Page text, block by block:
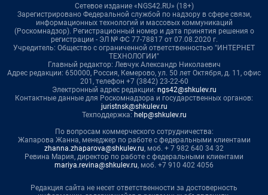
Сетевое издание «NGS42.RU» (18+)
Зарегистрировано Федеральной службой по надзору в сфере связи,
информационных технологий и массовых коммуникаций
(Роскомнадзор). Регистрационный номер и дата принятия решения о
регистрации - ЭЛ № ФС 77-78817 от 07.08.2020 г.
Учредитель: Общество с ограниченной ответственностью "ИНТЕРНЕТ
ТЕХНОЛОГИИ"
Главный редактор: Левчук Александр Николаевич
Адрес редакции: 650000, Россия, Кемерово, ул. 50 лет Октября, д. 11, офис
201, телефон +7 (3842) 23-22-60
Электронный адрес редакции: ngs42@shkulev.ru
Контактные данные для Роскомнадзора и государственных органов:
juristnsk@shkulev.ru
Техподдержка: help@shkulev.ru
По вопросам коммерческого сотрудничества:
Жапарова Жанна, менеджер по работе с федеральными клиентами
zhanna.zhaparova@shkulev.ru, моб. + 7 982 640 34 32
Ревина Мария, директор по работе с федеральными клиентами
mariya.revina@shkulev.ru, моб. +7 910 402 4056
Редакция сайта не несет ответственности за достоверность